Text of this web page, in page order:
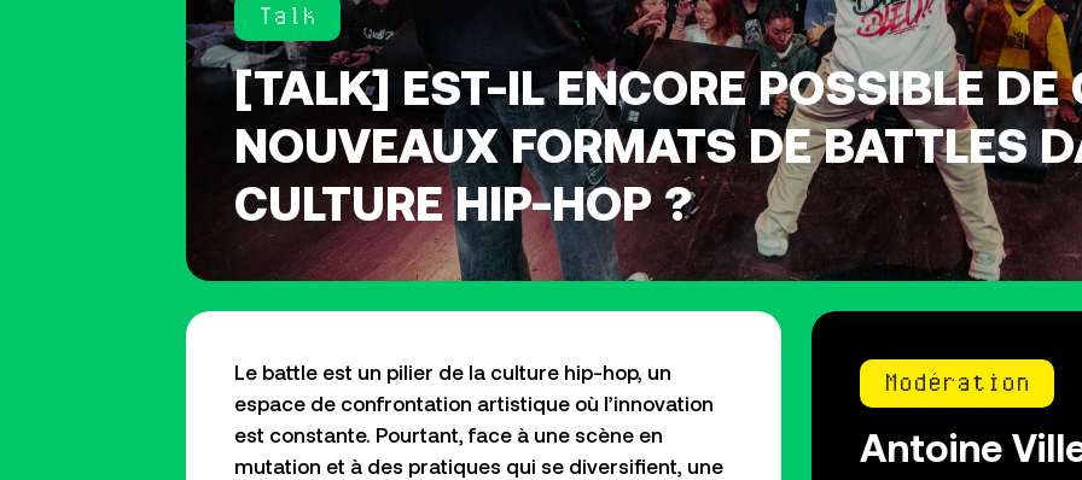
Talk
[TALK] EST-IL ENCORE POSSIBLE DE
NOUVEAUX FORMATS DE BATTLES
CULTURE HIP-HOP ?
Le battle est un pilier de la culture hip-hop, un
espace de confrontation artistique où l’innovation
est constante. Pourtant, face à une scène en
mutation et à des pratiques qui se diversifient, une
Modération
Antoine